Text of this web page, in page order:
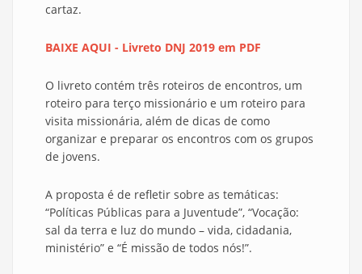
cartaz.
BAIXE AQUI - Livreto DNJ 2019 em PDF
O livreto contém três roteiros de encontros, um
roteiro para terço missionário e um roteiro para
visita missionária, além de dicas de como
organizar e preparar os encontros com os grupos
de jovens.
A proposta é de refletir sobre as temáticas:
“Políticas Públicas para a Juventude”, “Vocação:
sal da terra e luz do mundo – vida, cidadania,
ministério” e “É missão de todos nós!”.